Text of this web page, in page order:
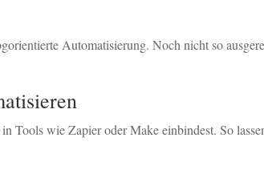
Automatisierung. Noch nicht so
Tools wie Zapier oder Make einbindest. So